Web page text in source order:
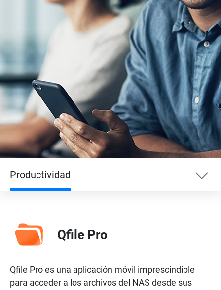
Productividad
Entretenimiento
Vigilancia
Qfile Pro
Qfile Pro es una aplicación móvil imprescindible
para acceder a los archivos del NAS desde sus